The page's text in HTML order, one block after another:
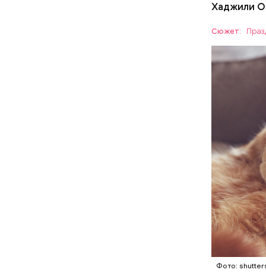
Хаджили
Сюжет:
Фото:
фонд
любовь и